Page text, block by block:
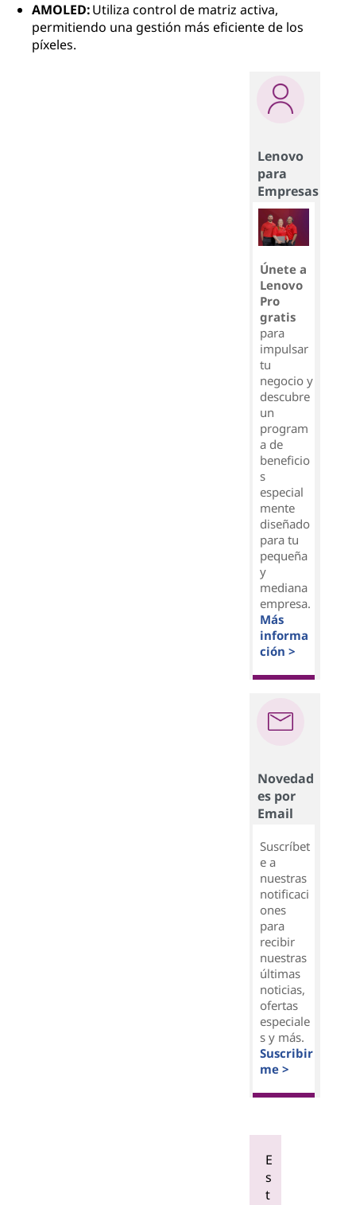
AMOLED:Utiliza control de matriz activa,
permitiendo una gestión más eficiente de los
píxeles.
Lenovo
para
Empresas
Únete a
Lenovo
Pro
gratis
para
impulsar
tu
negocio y
descubre
un
program
a de
beneficio
s
especial
mente
diseñado
para tu
pequeña
y
mediana
empresa.
Más
informa
ción >
Novedad
es por
Email
Suscríbet
e a
nuestras
notificaci
ones
para
recibir
nuestras
últimas
noticias,
ofertas
especiale
s y más.
Suscribir
me >
E
s
t